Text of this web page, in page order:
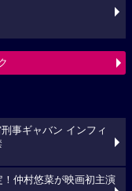
事ギャバン インフィ
！仲村悠菜が映画初主演